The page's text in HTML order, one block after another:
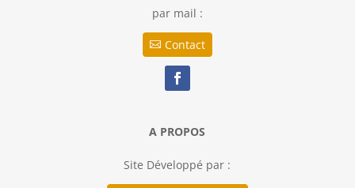
par mail :
Contact
A PROPOS
Site Développé par :